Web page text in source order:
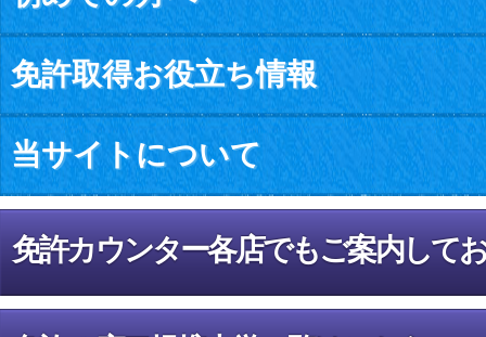
免許取得お役立ち情報
当サイトについて
免許カウンター各店でもご案内して